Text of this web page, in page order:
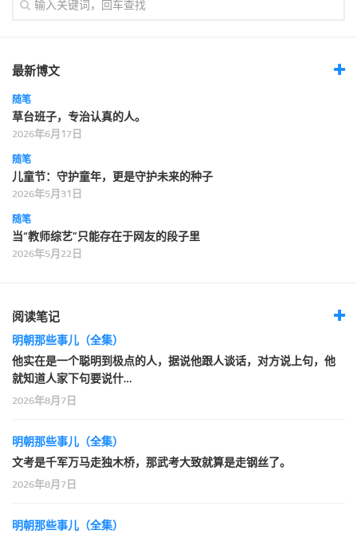
最新博文
随笔
草台班子，专治认真的人。
2026年6月17日
随笔
儿童节：守护童年，更是守护未来的种子
2026年5月31日
随笔
当“教师综艺”只能存在于网友的段子里
2026年5月22日
阅读笔记
明朝那些事儿（全集）
他实在是一个聪明到极点的人，据说他跟人谈话，对方说上句，他
就知道人家下句要说什…
2026年8月7日
明朝那些事儿（全集）
文考是千军万马走独木桥，那武考大致就算是走钢丝了。
2026年8月7日
明朝那些事儿（全集）